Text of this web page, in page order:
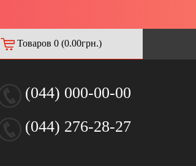
Товаров 0 (0.00грн.)
(044) 000-00-00
(044) 276-28-27